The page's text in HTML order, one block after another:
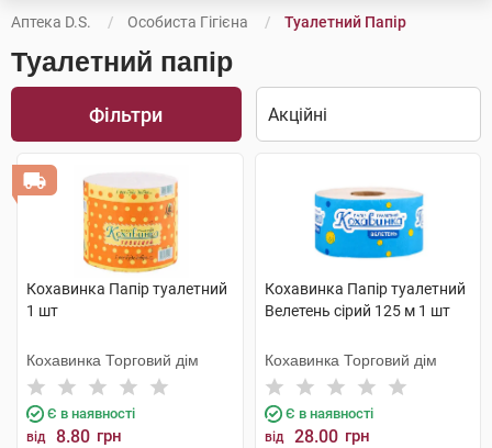
Аптека D.S. Особиста Гігієна Туалетний Папір
Туалетний папір
Фільтри
Кохавинка Папір туалетний
1 шт
Кохавинка Торговий дім
Є в наявності
від 8.80 грн
Кохавинка Папір туалетний
Велетень сірий 125 м 1 шт
Кохавинка Торговий дім
Є в наявності
від 28.00 грн